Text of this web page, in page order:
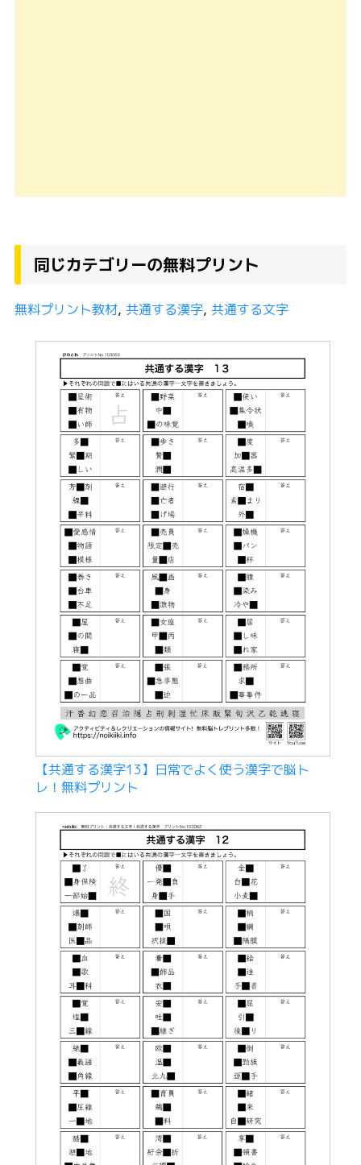
同じカテゴリーの無料プリント
無料プリント教材, 共通する漢字, 共通する文字
【共通する漢字13】日常でよく使う漢字で脳ト
レ！無料プリント